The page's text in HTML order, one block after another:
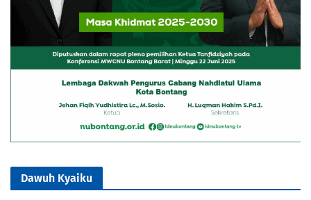
Dawuh Kyaiku